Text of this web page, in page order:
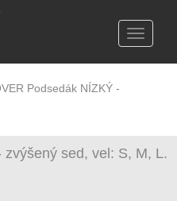
Toggle
Podsedák NÍZKÝ -
sed, vel: S, M, L.